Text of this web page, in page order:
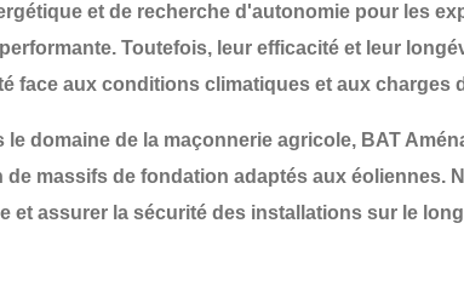
et de recherche d'autonomie pour les
Toutefois, leur efficacité et leur
face aux conditions climatiques et aux charges
le domaine de la maçonnerie agricole, BAT
de massifs de fondation adaptés aux éoliennes.
et assurer la sécurité des installations sur le